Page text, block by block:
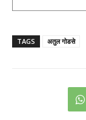
TAGS अतुल गोडसे